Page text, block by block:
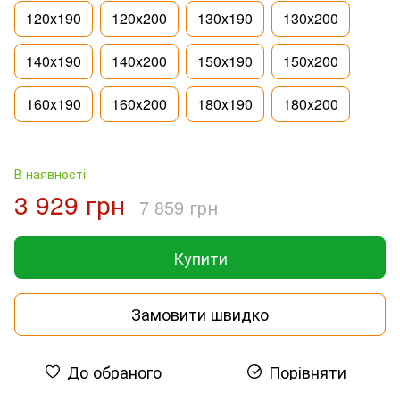
120x190 120x200 130x190 130x200
140x190 140x200 150x190 150x200
160x190 160x200 180x190 180x200
В наявності
3 929 грн 7 859 грн
Купити
Замовити швидко
До обраного Порівняти